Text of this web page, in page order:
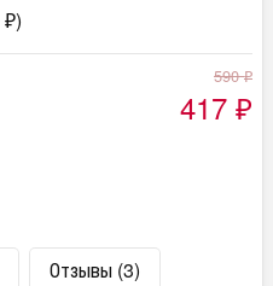
₽)
590₽
417 ₽
Отзывы (3)